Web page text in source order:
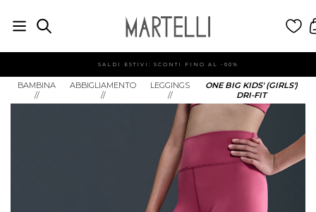
SALDI ESTIVI: SCONTI FINO AL -60%
BAMBINA
//
ABBIGLIAMENTO
//
LEGGINGS
//
ONE BIG KIDS' (GIRLS')
DRI-FIT